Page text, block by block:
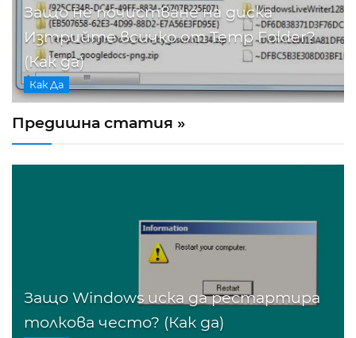
Защо не почистване на диска
Изтрийте всичко от Temp Folder?
(Как да)
Как Да
Предишна статия »
Защо Windows иска да рестартира
толкова често? (Как да)